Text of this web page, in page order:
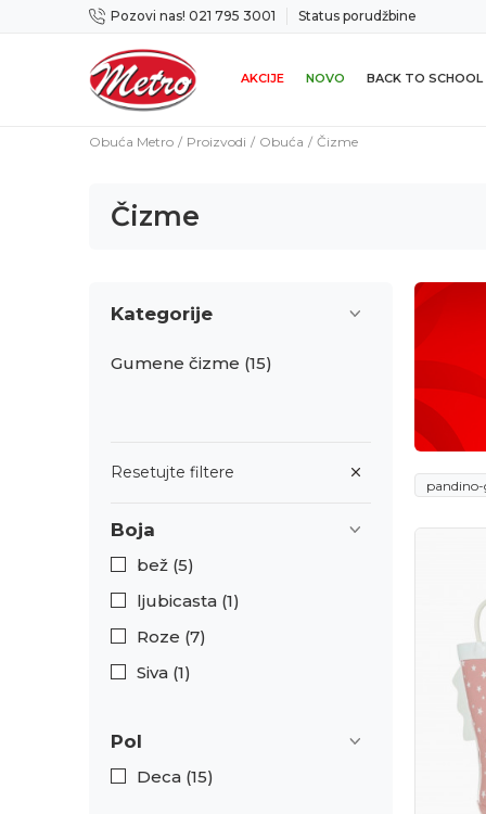
Pozovi nas! 021 795 3001 Status porudžbine
Mogućnost zamene u roku od 14 dana
AKCIJE NOVO BACK TO SCHOOL
Obuća Metro Proizvodi Obuća Čizme
Čizme
Kategorije
Gumene čizme (15)
Resetujte filtere
Boja
bež (5)
ljubicasta (1)
Roze (7)
Siva (1)
Pol
Deca (15)